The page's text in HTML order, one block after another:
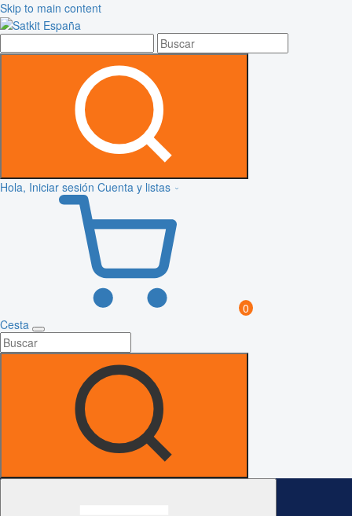
Skip to main content
Hola, Iniciar sesión Cuenta y listas
0
Cesta